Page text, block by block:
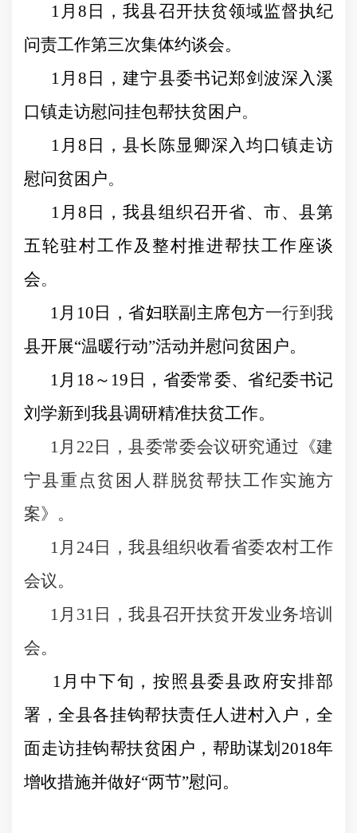
1 月8 日
，我县召开扶贫领域监督执纪
问责工作第三次集体约谈会。
1 月8 日 ，建宁县委书记郑剑波深入溪
口镇走访慰问挂包帮扶贫困户。
1 月8 日 ，县长陈显卿深入均口镇走访
慰问贫困户。
1 月8 日 ，我县组织召开省、市、县第
五轮驻村工作及整村推进帮扶工作座谈
会。
1月 10 日 ，省妇联副主席包方一行到我
县开展“温暖行动”活动并慰问贫困户。
1月 18 ～ 19 日，省委常委、省纪委书记
刘学新到我县调研精准扶贫工作。
1月 22 日 ，县委常委会议研究通过《建
宁县重点贫困人群脱贫帮扶工作实施方
案》。
1月 24日 ，我县组织收看省委农村工作
会议。
1月 31 日 ，我县召开扶贫开发业务培训
会。
1 月中下旬，按照县委县政府安排部
署，全县各挂钩帮扶责任人进村入户，全
面走访挂钩帮扶贫困户，帮助谋划 2018年
增收措施并做好“两节”慰问。